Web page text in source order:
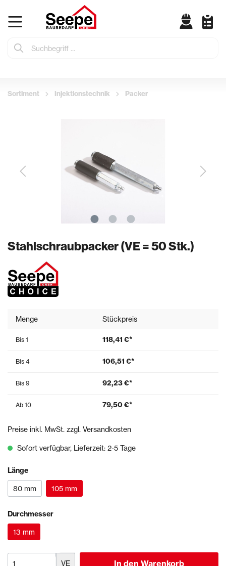
Sortiment Injektionstechnik Packer
Stahlschraubpacker (VE = 50 Stk.)
Menge Stückpreis
Bis 1 118,41 €*
Bis 4 106,51 €*
Bis 9 92,23 €*
Ab 10 79,50 €*
Preise inkl. MwSt. zzgl. Versandkosten
Sofort verfügbar, Lieferzeit: 2-5 Tage
Länge
80 mm 105 mm
Durchmesser
13 mm
VE In den Warenkorb